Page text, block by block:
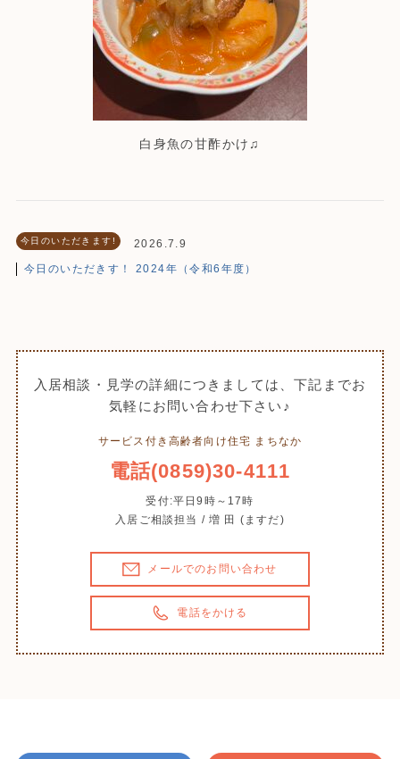
白身魚の甘酢かけ♫
今日のいただきます!
2026.7.9
今日のいただきす！ 2024年（令和6年度）
入居相談・見学の詳細につきましては、下記までお
気軽にお問い合わせ下さい♪
サービス付き高齢者向け住宅 まちなか
電話(0859)30-4111
受付:平日9時～17時
入居ご相談担当 / 増 田 (ますだ)
メールでのお問い合わせ
電話をかける